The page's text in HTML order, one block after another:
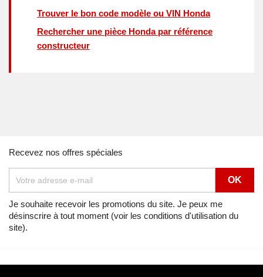
Trouver le bon code modèle ou VIN Honda
Rechercher une pièce Honda par référence
constructeur
Recevez nos offres spéciales
Je souhaite recevoir les promotions du site. Je peux me
désinscrire à tout moment (voir les conditions d'utilisation du
site).